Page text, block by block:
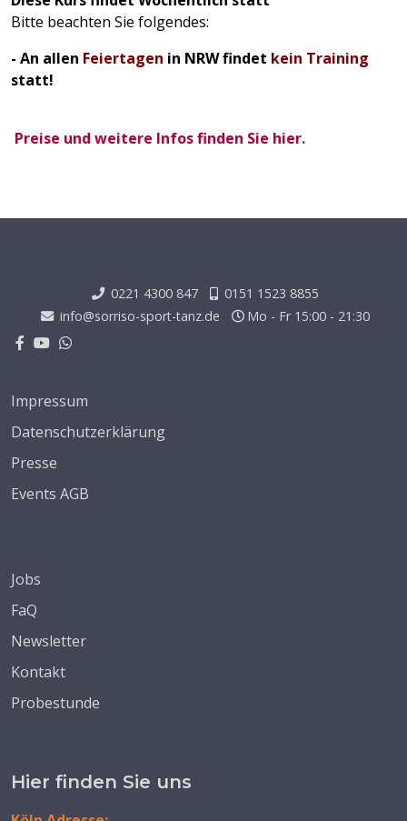
Bitte beachten Sie folgendes:
- An allen Feiertagen in NRW findet kein Training
statt!
Preise und weitere Infos finden Sie hier.
0221 4300 847
0151 1523 8855
info@sorriso-sport-tanz.de
Mo - Fr 15:00 - 21:30
Impressum
Datenschutzerklärung
Presse
Events AGB
Jobs
FaQ
Newsletter
Kontakt
Probestunde
Hier finden Sie uns